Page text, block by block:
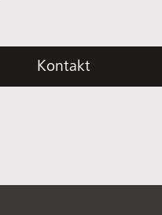
Kontakt